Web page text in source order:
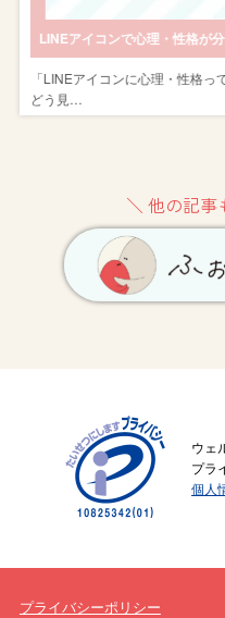
「LINEアイコンに心理・性格
どう見…
＼ 他の記事
ウェ
プラ
個人
プライバシーポリシー